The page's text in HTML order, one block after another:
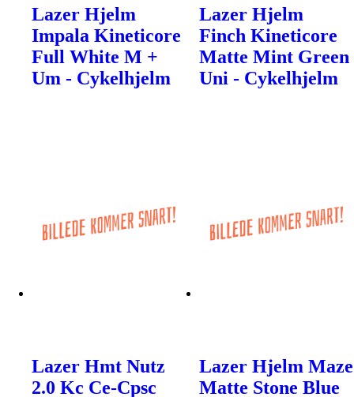
Lazer Hjelm
Impala Kineticore
Full White M +
Um - Cykelhjelm
Lazer Hjelm
Finch Kineticore
Matte Mint Green
Uni - Cykelhjelm
Lazer Hmt Nutz
2.0 Kc Ce-Cpsc
Lazer Hjelm Maze
Matte Stone Blue